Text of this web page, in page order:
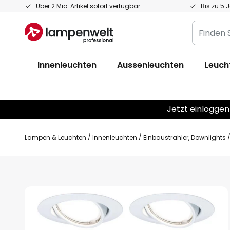
Über 2 Mio. Artikel sofort verfügbar Bis zu 5
Zum
springen
Finden
Sie
Leuchte...
Innenleuchten Aussenleuchten
Jetzt
Lampen & Leuchten Innenleuchten Einbaustrahler, Downlights
Ende